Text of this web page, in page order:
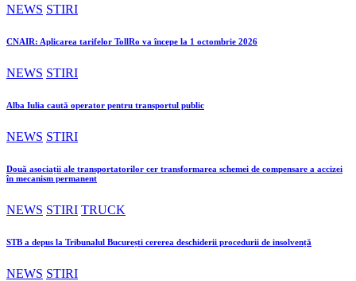
NEWS STIRI
CNAIR: Aplicarea tarifelor TollRo va începe la 1 octombrie 2026
NEWS STIRI
Alba Iulia caută operator pentru transportul public
NEWS STIRI
Două asociații ale transportatorilor cer transformarea schemei de compensare a accizei
în mecanism permanent
NEWS STIRI TRUCK
STB a depus la Tribunalul București cererea deschiderii procedurii de insolvență
NEWS STIRI